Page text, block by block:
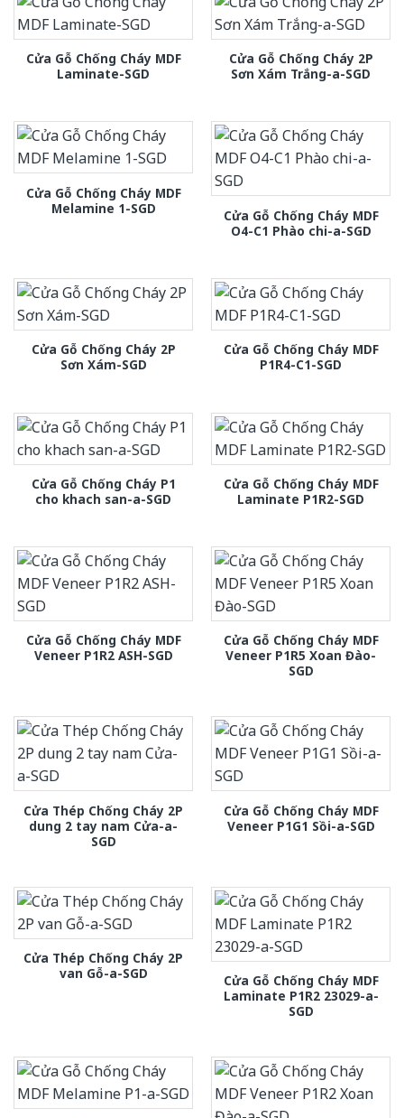
Cửa Gỗ Chống Cháy MDF
Laminate-SGD
Cửa Gỗ Chống Cháy 2P
Sơn Xám Trắng-a-SGD
Cửa Gỗ Chống Cháy MDF
Melamine 1-SGD
Cửa Gỗ Chống Cháy MDF
O4-C1 Phào chi-a-SGD
Cửa Gỗ Chống Cháy 2P
Sơn Xám-SGD
Cửa Gỗ Chống Cháy MDF
P1R4-C1-SGD
Cửa Gỗ Chống Cháy P1
cho khach san-a-SGD
Cửa Gỗ Chống Cháy MDF
Laminate P1R2-SGD
Cửa Gỗ Chống Cháy MDF
Veneer P1R2 ASH-SGD
Cửa Gỗ Chống Cháy MDF
Veneer P1R5 Xoan Đào-
SGD
Cửa Thép Chống Cháy 2P
dung 2 tay nam Cửa-a-
SGD
Cửa Gỗ Chống Cháy MDF
Veneer P1G1 Sồi-a-SGD
Cửa Thép Chống Cháy 2P
van Gỗ-a-SGD
Cửa Gỗ Chống Cháy MDF
Laminate P1R2 23029-a-
SGD